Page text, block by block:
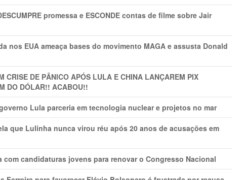
promessa e ESCONDE contas de filme sobre Jair
nos EUA ameaça bases do movimento MAGA e assusta Donald
CRlSE DE PÂNlCO APÓS LULA E CHINA LANÇAREM PIX
DO DÓLAR!! ACABOU!!
Lula parceria em tecnologia nuclear e projetos no mar
que Lulinha nunca virou réu após 20 anos de acusações em
com candidaturas jovens para renovar o Congresso Nacional